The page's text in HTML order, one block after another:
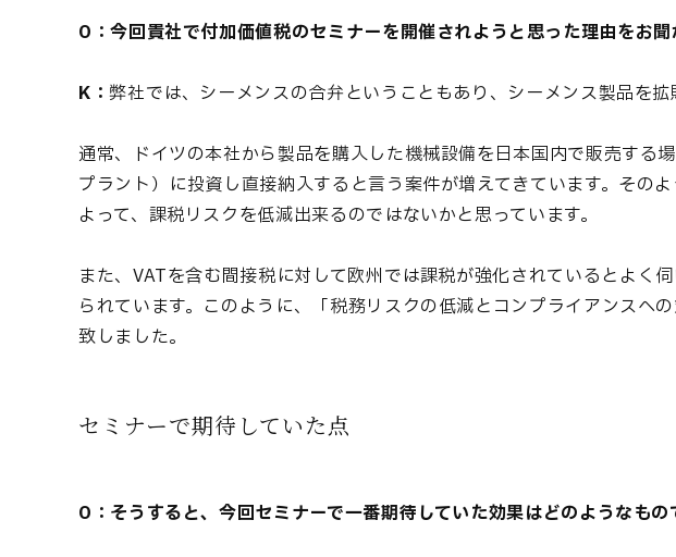
O：今回貴社で付加価値税のセミナーを開催されようと思った理由をお聞
K：弊社では、シーメンスの合弁ということもあり、シーメンス製品を
通常、ドイツの本社から製品を購入した機械設備を日本国内で販売す
プラント）に投資し直接納入すると言う案件が増えてきています。その
よって、課税リスクを低減出来るのではないかと思っています。
また、VATを含む間接税に対して欧州では課税が強化されているとよく
られています。このように、「税務リスクの低減とコンプライアンスへ
致しました。
セミナーで期待していた点
O：そうすると、今回セミナーで一番期待していた効果はどのようなもの